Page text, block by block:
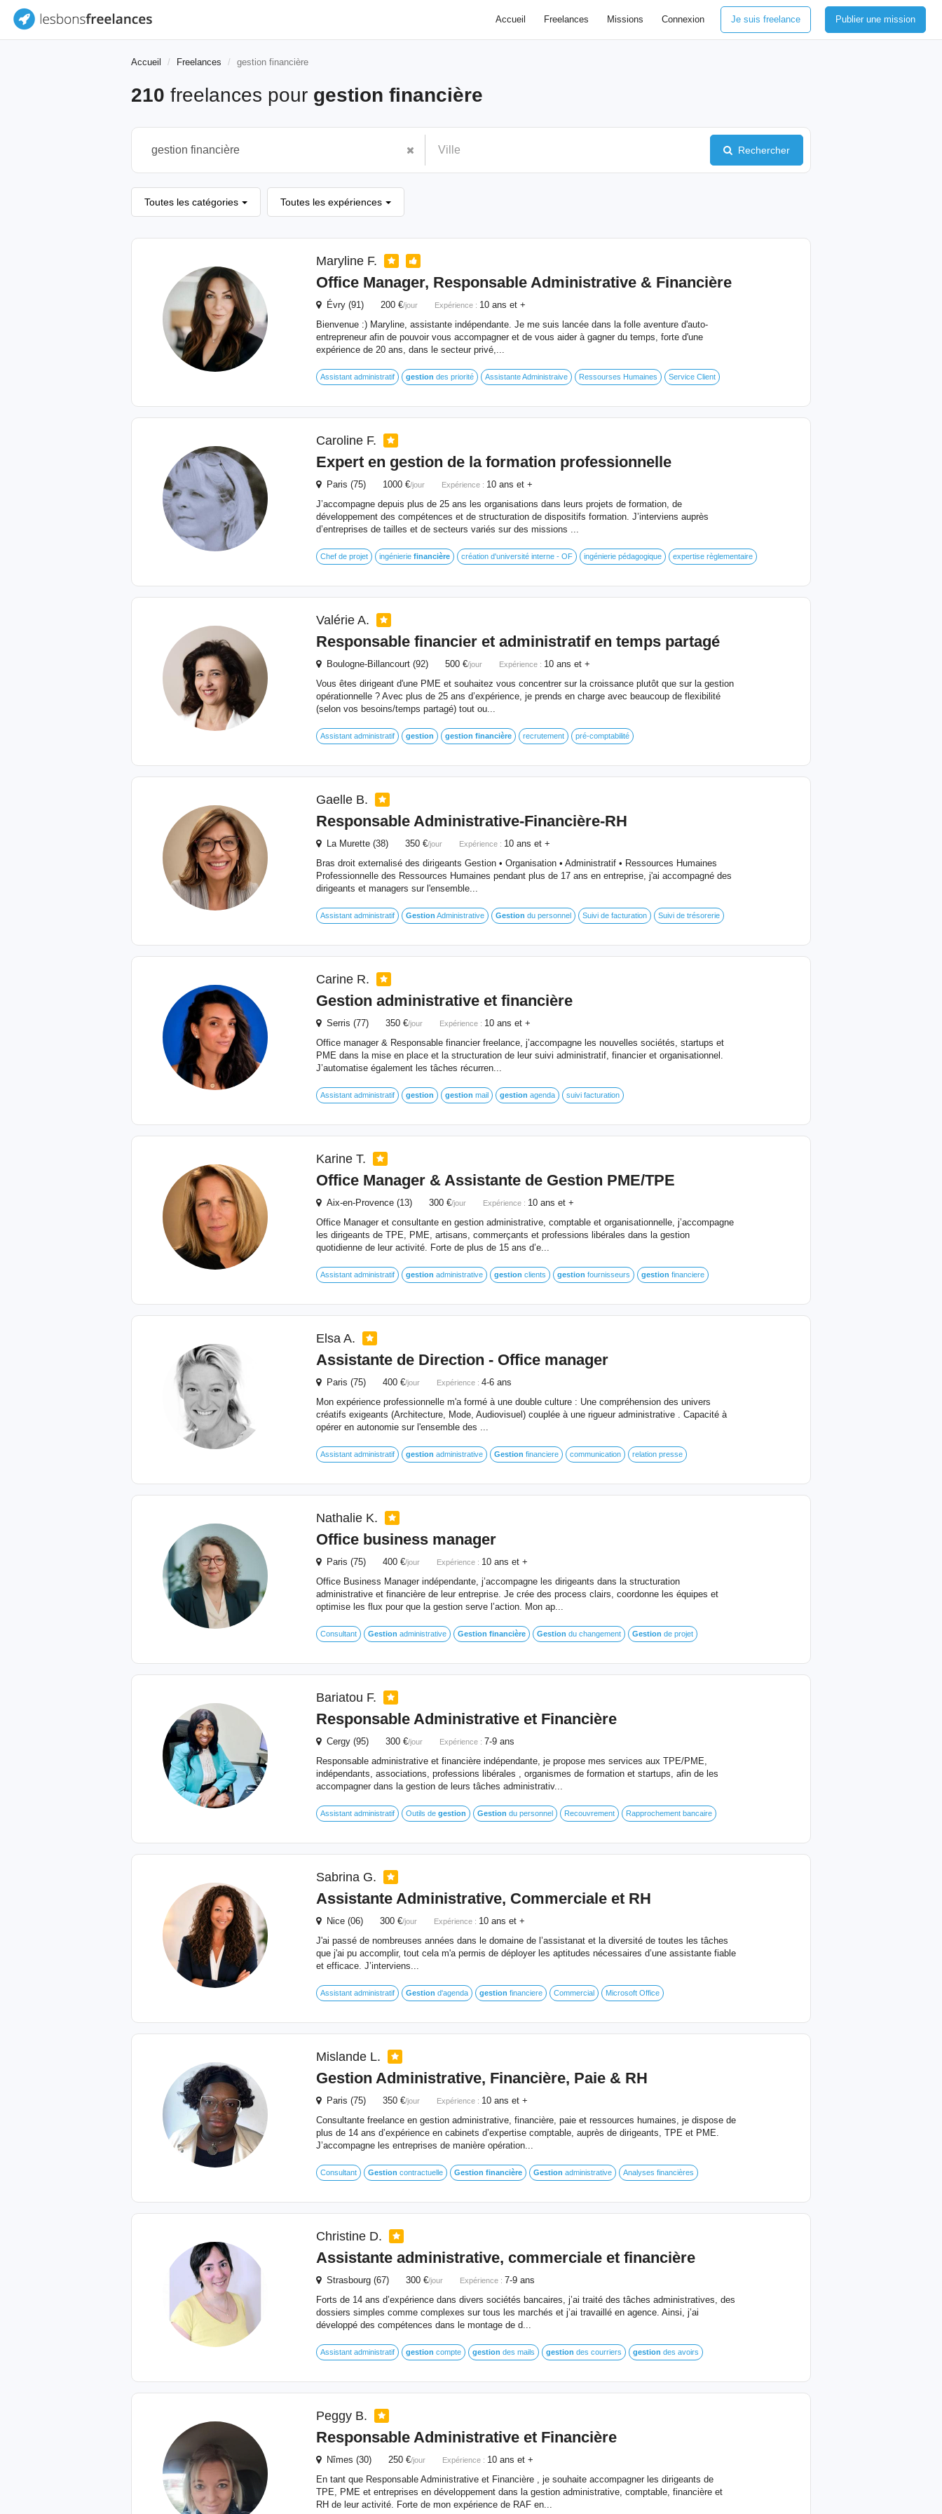
Accueil Freelances Missions Connexion Je suis freelance Publier une mission
Accueil Freelances gestion financière
210 freelances pour gestion financière
Rechercher
Toutes les catégories Toutes les expériences
Maryline F.
Office Manager, Responsable Administrative & Financière
Évry (91) 200 €/jour Expérience : 10 ans et +
Bienvenue :) Maryline, assistante indépendante. Je me suis lancée dans la folle aventure d'auto-
entrepreneur afin de pouvoir vous accompagner et de vous aider à gagner du temps, forte d'une
expérience de 20 ans, dans le secteur privé,...
Assistant administratif gestion des priorité Assistante Administraive Ressourses Humaines Service Client
Caroline F.
Expert en gestion de la formation professionnelle
Paris (75) 1000 €/jour Expérience : 10 ans et +
J’accompagne depuis plus de 25 ans les organisations dans leurs projets de formation, de
développement des compétences et de structuration de dispositifs formation. J’interviens auprès
d’entreprises de tailles et de secteurs variés sur des missions ...
Chef de projet ingénierie financière création d'université interne - OF ingénierie pédagogique expertise règlementaire
Valérie A.
Responsable financier et administratif en temps partagé
Boulogne-Billancourt (92) 500 €/jour Expérience : 10 ans et +
Vous êtes dirigeant d'une PME et souhaitez vous concentrer sur la croissance plutôt que sur la gestion
opérationnelle ? Avec plus de 25 ans d’expérience, je prends en charge avec beaucoup de flexibilité
(selon vos besoins/temps partagé) tout ou...
Assistant administratif gestion gestion financière recrutement pré-comptabilité
Gaelle B.
Responsable Administrative-Financière-RH
La Murette (38) 350 €/jour Expérience : 10 ans et +
Bras droit externalisé des dirigeants Gestion • Organisation • Administratif • Ressources Humaines
Professionnelle des Ressources Humaines pendant plus de 17 ans en entreprise, j'ai accompagné des
dirigeants et managers sur l'ensemble...
Assistant administratif Gestion Administrative Gestion du personnel Suivi de facturation Suivi de trésorerie
Carine R.
Gestion administrative et financière
Serris (77) 350 €/jour Expérience : 10 ans et +
Office manager & Responsable financier freelance, j’accompagne les nouvelles sociétés, startups et
PME dans la mise en place et la structuration de leur suivi administratif, financier et organisationnel.
J’automatise également les tâches récurren...
Assistant administratif gestion gestion mail gestion agenda suivi facturation
Karine T.
Office Manager & Assistante de Gestion PME/TPE
Aix-en-Provence (13) 300 €/jour Expérience : 10 ans et +
Office Manager et consultante en gestion administrative, comptable et organisationnelle, j’accompagne
les dirigeants de TPE, PME, artisans, commerçants et professions libérales dans la gestion
quotidienne de leur activité. Forte de plus de 15 ans d’e...
Assistant administratif gestion administrative gestion clients gestion fournisseurs gestion financiere
Elsa A.
Assistante de Direction - Office manager
Paris (75) 400 €/jour Expérience : 4-6 ans
Mon expérience professionnelle m'a formé à une double culture : Une compréhension des univers
créatifs exigeants (Architecture, Mode, Audiovisuel) couplée à une rigueur administrative . Capacité à
opérer en autonomie sur l'ensemble des ...
Assistant administratif gestion administrative Gestion financiere communication relation presse
Nathalie K.
Office business manager
Paris (75) 400 €/jour Expérience : 10 ans et +
Office Business Manager indépendante, j’accompagne les dirigeants dans la structuration
administrative et financière de leur entreprise. Je crée des process clairs, coordonne les équipes et
optimise les flux pour que la gestion serve l’action. Mon ap...
Consultant Gestion administrative Gestion financière Gestion du changement Gestion de projet
Bariatou F.
Responsable Administrative et Financière
Cergy (95) 300 €/jour Expérience : 7-9 ans
Responsable administrative et financière indépendante, je propose mes services aux TPE/PME,
indépendants, associations, professions libérales , organismes de formation et startups, afin de les
accompagner dans la gestion de leurs tâches administrativ...
Assistant administratif Outils de gestion Gestion du personnel Recouvrement Rapprochement bancaire
Sabrina G.
Assistante Administrative, Commerciale et RH
Nice (06) 300 €/jour Expérience : 10 ans et +
J'ai passé de nombreuses années dans le domaine de l’assistanat et la diversité de toutes les tâches
que j'ai pu accomplir, tout cela m'a permis de déployer les aptitudes nécessaires d’une assistante fiable
et efficace. J’interviens...
Assistant administratif Gestion d'agenda gestion financiere Commercial Microsoft Office
Mislande L.
Gestion Administrative, Financière, Paie & RH
Paris (75) 350 €/jour Expérience : 10 ans et +
Consultante freelance en gestion administrative, financière, paie et ressources humaines, je dispose de
plus de 14 ans d’expérience en cabinets d’expertise comptable, auprès de dirigeants, TPE et PME.
J’accompagne les entreprises de manière opération...
Consultant Gestion contractuelle Gestion financière Gestion administrative Analyses financières
Christine D.
Assistante administrative, commerciale et financière
Strasbourg (67) 300 €/jour Expérience : 7-9 ans
Forts de 14 ans d’expérience dans divers sociétés bancaires, j’ai traité des tâches administratives, des
dossiers simples comme complexes sur tous les marchés et j’ai travaillé en agence. Ainsi, j’ai
développé des compétences dans le montage de d...
Assistant administratif gestion compte gestion des mails gestion des courriers gestion des avoirs
Peggy B.
Responsable Administrative et Financière
Nîmes (30) 250 €/jour Expérience : 10 ans et +
En tant que Responsable Administrative et Financière , je souhaite accompagner les dirigeants de
TPE, PME et entreprises en développement dans la gestion administrative, comptable, financière et
RH de leur activité. Forte de mon expérience de RAF en...